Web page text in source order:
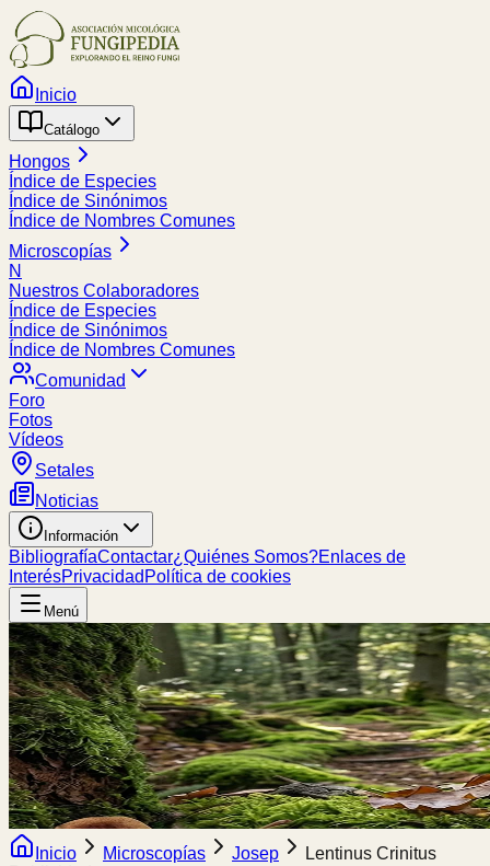
Inicio
Catálogo
Hongos
Índice de Especies
Índice de Sinónimos
Índice de Nombres Comunes
Microscopías
N
Nuestros Colaboradores
Índice de Especies
Índice de Sinónimos
Índice de Nombres Comunes
Comunidad
Foro
Fotos
Vídeos
Setales
Noticias
Información
BibliografíaContactar¿Quiénes Somos?Enlaces de
InterésPrivacidad Política de cookies
Menú
Inicio Microscopías Josep
Lentinus Crinitus